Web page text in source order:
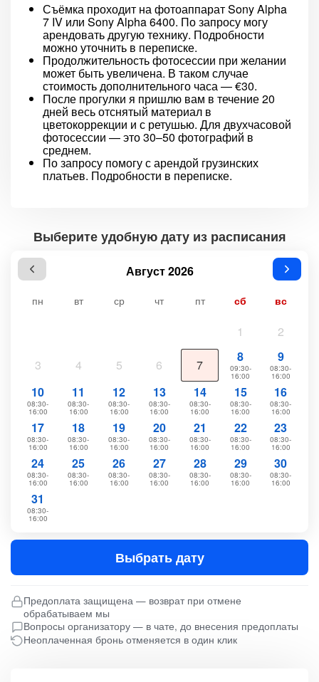
Съёмка проходит на фотоаппарат Sony Alpha
7 IV или Sony Alpha 6400. По запросу могу
арендовать другую технику. Подробности
можно уточнить в переписке.
Продолжительность фотосессии при желании
может быть увеличена. В таком случае
стоимость дополнительного часа — €30.
После прогулки я пришлю вам в течение 20
дней весь отснятый материал в
цветокоррекции и с ретушью. Для двухчасовой
фотосессии — это 30–50 фотографий в
среднем.
По запросу помогу с арендой грузинских
платьев. Подробности в переписке.
Выберите удобную дату из расписания
Август 2026
пн вт ср чт пт сб вс
1 2
3 4 5 6 7
8
09:30-
16:00
9
08:30-
16:00
10
08:30-
16:00
11
08:30-
16:00
12
08:30-
16:00
13
08:30-
16:00
14
08:30-
16:00
15
08:30-
16:00
16
08:30-
16:00
17
08:30-
16:00
18
08:30-
16:00
19
08:30-
16:00
20
08:30-
16:00
21
08:30-
16:00
22
08:30-
16:00
23
08:30-
16:00
24
08:30-
16:00
25
08:30-
16:00
26
08:30-
16:00
27
08:30-
16:00
28
08:30-
16:00
29
08:30-
16:00
30
08:30-
16:00
31
08:30-
16:00
Выбрать дату
Предоплата защищена — возврат при отмене
обрабатываем мы
Вопросы организатору — в чате, до внесения предоплаты
Неоплаченная бронь отменяется в один клик